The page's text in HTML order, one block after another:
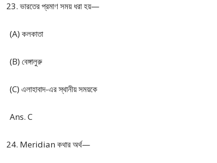
ভারতের প্রমাণ সময় ধরা হয়—
(A) কলকাতা
(B) বেঙ্গালুরু
(C) এলাহাবাদ-এর স্থানীয় সময়কে
Ans. C
Meridian কথার অর্থ—